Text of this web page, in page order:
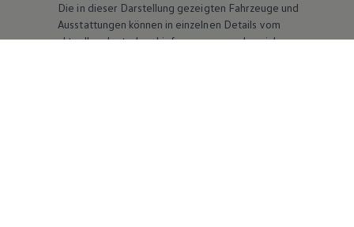
Die in dieser Darstellung gezeigten Fahrzeuge und
Ausstattungen können in einzelnen Details vom
aktuellen deutschen Lieferprogramm abweichen.